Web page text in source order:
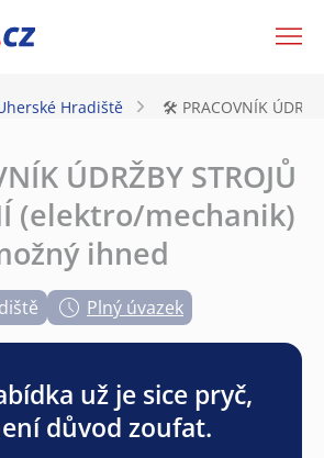
Hradiště 🛠️ PRACOVNÍK
ÚDRŽBY STROJŮ
(elektro/mechanik)
ihned
Plný úvazek
už je sice pryč,
důvod zoufat.